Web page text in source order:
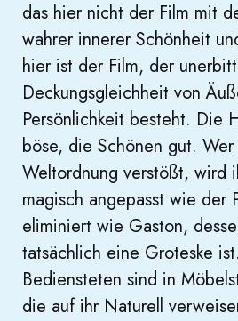
das hier nicht der Film mit
wahrer innerer Schönheit
hier ist der Film, der
Deckungsgleichheit von
Persönlichkeit besteht. Die
böse, die Schönen gut.
Weltordnung verstößt, wird
magisch angepasst wie der
eliminiert wie Gaston,
tatsächlich eine Groteske
Bediensteten sind in
die auf ihr Naturell